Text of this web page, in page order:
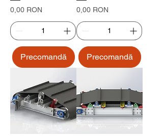
Preț
0,00 RON
Precomandă
Preț
0,00 RON
Precomandă